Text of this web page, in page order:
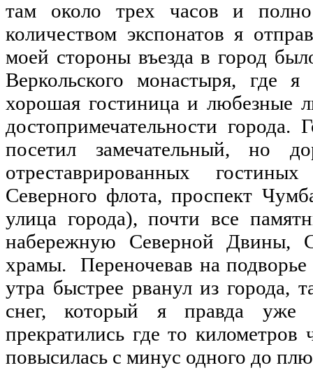
там около трех часов и
количеством экспонатов я
моей стороны въезда в город
Веркольского монастыря, где
хорошая гостиница и любезные
достопримечательности
посетил замечательный, но
отреставрированных
Северного флота, проспект
улица города), почти все
набережную Северной Двины,
храмы. Переночевав на
утра быстрее рванул из города,
снег, который я правда уже
прекратились где то километров
повысилась с минус одного до